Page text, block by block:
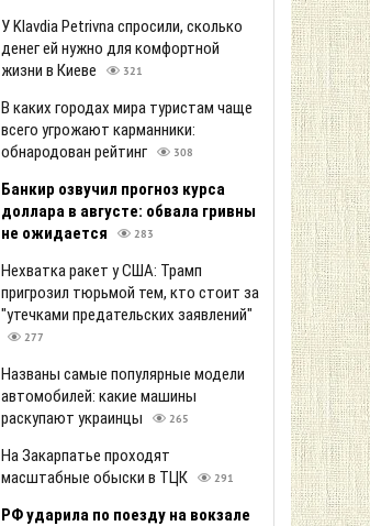
У Klavdia Petrivna спросили, сколько
денег ей нужно для комфортной
жизни в Киеве
321
В каких городах мира туристам чаще
всего угрожают карманники:
обнародован рейтинг
308
Банкир озвучил прогноз курса
доллара в августе: обвала гривны
не ожидается
283
Нехватка ракет у США: Трамп
пригрозил тюрьмой тем, кто стоит за
"утечками предательских заявлений"
277
Названы самые популярные модели
автомобилей: какие машины
раскупают украинцы
265
На Закарпатье проходят
масштабные обыски в ТЦК
291
РФ ударила по поезду на вокзале